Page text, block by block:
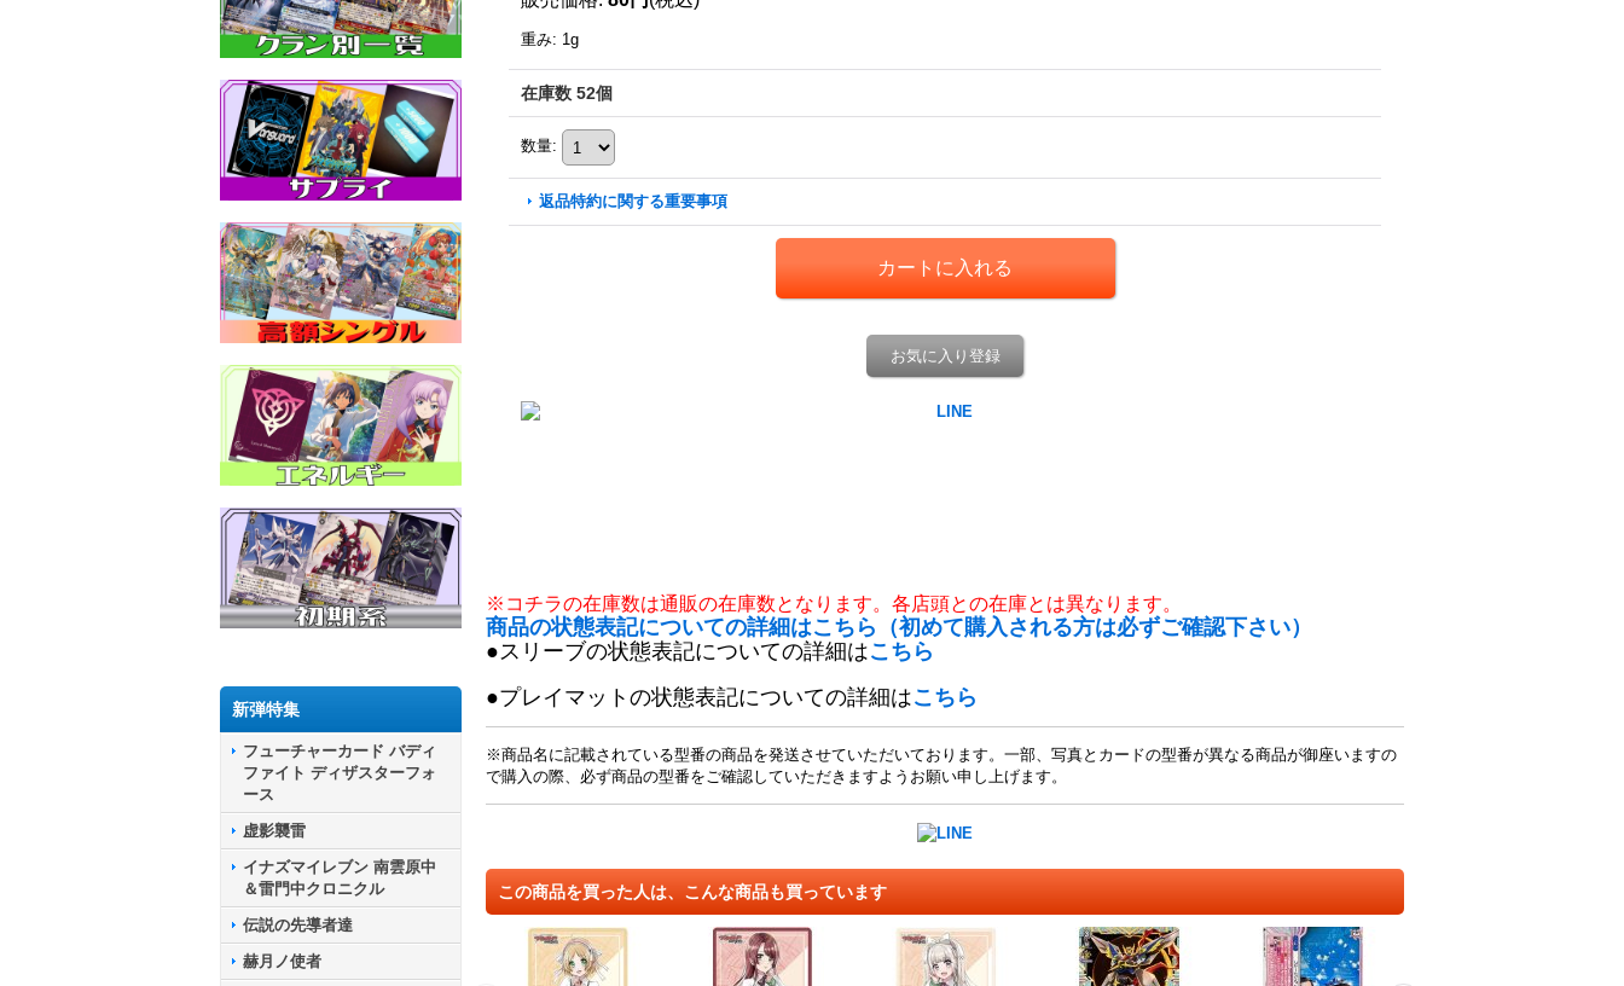
新弾特集
フューチャーカード バディ
ファイト ディザスターフォ
ース
虚影襲雷
イナズマイレブン 南雲原中
＆雷門中クロニクル
伝説の先導者達
赫月ノ使者
重み: 1g
在庫数 52個
数量:
返品特約に関する重要事項
お気に入り登録
※コチラの在庫数は通販の在庫数となります。各店頭との在庫とは異なります。
商品の状態表記についての詳細はこちら（初めて購入される方は必ずご確認下さい）
●スリーブの状態表記についての詳細はこちら
●プレイマットの状態表記についての詳細はこちら
※商品名に記載されている型番の商品を発送させていただいております。一部、写真とカードの型番が異なる商品が御座いますの
で購入の際、必ず商品の型番をご確認していただきますようお願い申し上げます。
この商品を買った人は、こんな商品も買っています